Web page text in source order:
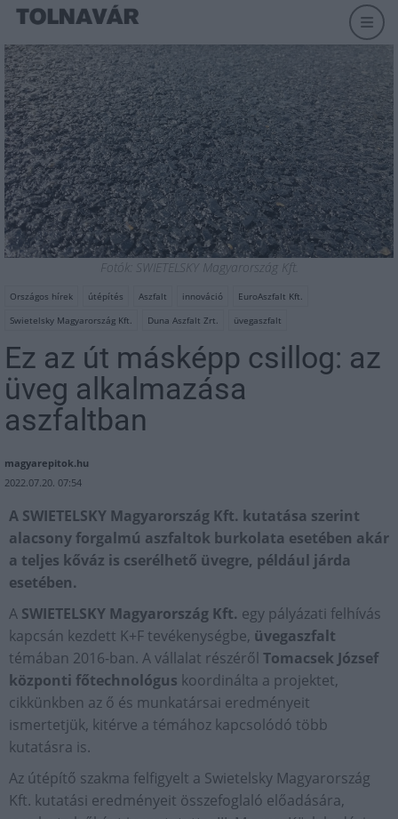
Fotók: SWIETELSKY Magyarország Kft.
Országos hírek útépítés Aszfalt innováció
EuroAszfalt Kft.
Swietelsky Magyarország Kft.
Duna Aszfalt Zrt. üvegaszfalt
Ez az út másképp csillog: az
üveg alkalmazása
aszfaltban
magyarepitok.hu
2022.07.20. 07:54
A SWIETELSKY Magyarország Kft. kutatása szerint
alacsony forgalmú aszfaltok burkolata esetében akár
a teljes kőváz is cserélhető üvegre, például járda
esetében.
A SWIETELSKY Magyarország Kft. egy pályázati felhívás
kapcsán kezdett K+F tevékenységbe, üvegaszfalt
témában 2016-ban. A vállalat részéről Tomacsek József
központi főtechnológus koordinálta a projektet,
cikkünkben az ő és munkatársai eredményeit
ismertetjük, kitérve a témához kapcsolódó több
kutatásra is.
Az útépítő szakma felfigyelt a Swietelsky Magyarország
Kft. kutatási eredményeit összefoglaló előadására,